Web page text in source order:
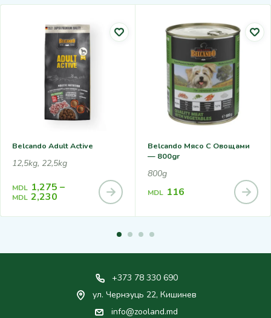
Belcando Adult Active
12,5kg, 22,5kg
MDL 1,275 –
MDL 2,230
Belcando Мясо С Овощами
— 800gr
800g
MDL 116
+373 78 330 690
ул. Чернэуць 22, Кишинев
info@zooland.md